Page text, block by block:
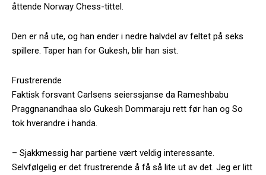
åttende Norway Chess-tittel.
Den er nå ute, og han ender i nedre halvdel av feltet på seks
spillere. Taper han for Gukesh, blir han sist.
Frustrerende
Faktisk forsvant Carlsens seierssjanse da Rameshbabu
Praggnanandhaa slo Gukesh Dommaraju rett før han og So
tok hverandre i handa.
– Sjakkmessig har partiene vært veldig interessante.
Selvfølgelig er det frustrerende å få så lite ut av det. Jeg er litt